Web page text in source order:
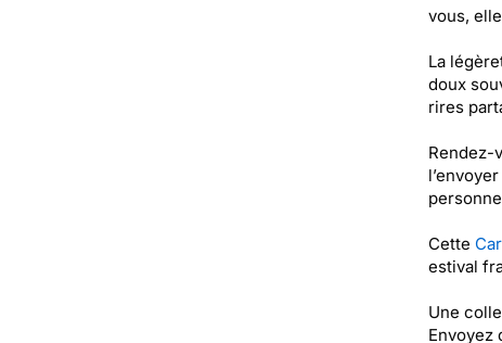
vous,
La
doux
rires
Rendez-
Cette
estival
Une
Envoyez